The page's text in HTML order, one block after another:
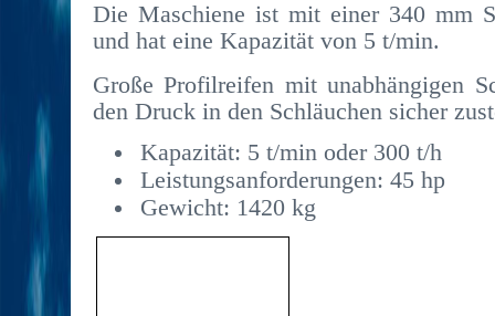
Die Maschiene ist mit einer 340 mm
und hat eine Kapazität von 5 t/min.
Große Profilreifen mit unabhängigen
den Druck in den Schläuchen sicher
Kapazität: 5 t/min oder 300 t/h
Leistungsanforderungen: 45 hp
Gewicht: 1420 kg